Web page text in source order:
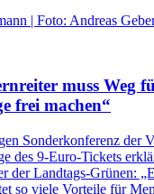
| Foto: Andreas
muss Weg
frei machen“
Sonderkonferenz der
des 9-Euro-Tickets
der Landtags-Grünen:
so viele Vorteile für